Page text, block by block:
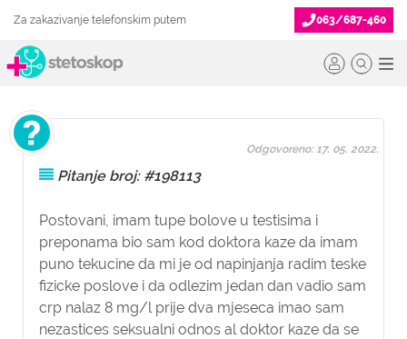
Za zakazivanje telefonskim putem 063/687-460
Pitanje broj: #198113
Postovani, imam tupe bolove u testisima i
preponama bio sam kod doktora kaze da imam
puno tekucine da mi je od napinjanja radim teske
fizicke poslove i da odlezim jedan dan vadio sam
crp nalaz 8 mg/l prije dva mjeseca imao sam
nezastices seksualni odnos al doktor kaze da se
Odgovoreno: 17. 05. 2022.